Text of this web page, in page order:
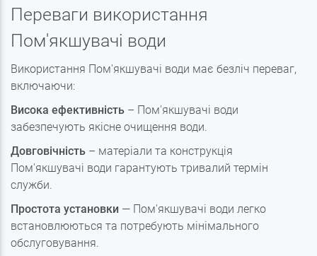
Переваги використання
Пом'якшувачі води
Використання Пом'якшувачі води має безліч переваг,
включаючи:
Висока ефективність – Пом'якшувачі води
забезпечують якісне очищення води.
Довговічність – матеріали та конструкція
Пом'якшувачі води гарантують тривалий термін
служби.
Простота установки — Пом'якшувачі води легко
встановлюються та потребують мінімального
обслуговування.